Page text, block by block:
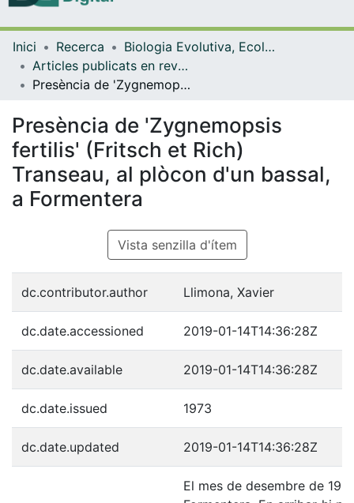
Navega per tot el DD
Inici Recerca
Biologia Evolutiva, Ecologia i Ciències Ambientals
Articles publicats en revistes (Biologia Evolutiva, Ecologia i Ciències Ambientals)
Presència de 'Zygnemopsis fertilis' (Fritsch et Rich) Transeau, al plòcon d'un bassal, a Formentera
Presència de 'Zygnemopsis
fertilis' (Fritsch et Rich)
Transeau, al plòcon d'un bassal,
a Formentera
Vista senzilla d'ítem
dc.contributor.author Llimona, Xavier
dc.date.accessioned 2019-01-14T14:36:28Z
dc.date.available 2019-01-14T14:36:28Z
dc.date.issued 1973
dc.date.updated 2019-01-14T14:36:28Z
El mes de desembre de